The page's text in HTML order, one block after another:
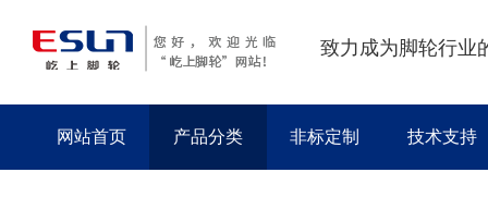
致力成为脚轮行业
网站首页 产品分类 非标定制 技术支持